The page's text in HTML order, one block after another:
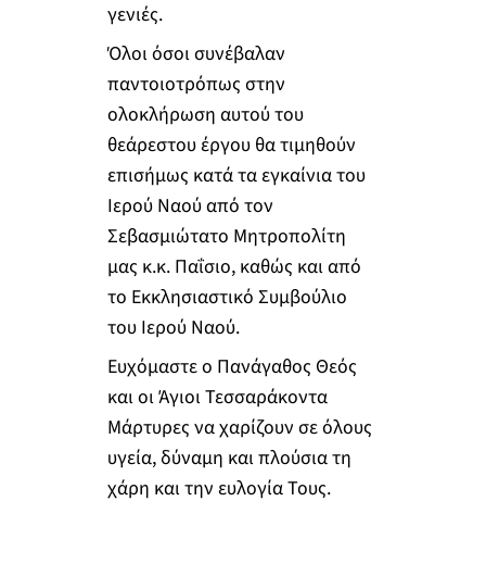
γενιές.
Όλοι όσοι συνέβαλαν
παντοιοτρόπως στην
ολοκλήρωση αυτού του
θεάρεστου έργου θα τιμηθούν
επισήμως κατά τα εγκαίνια του
Ιερού Ναού από τον
Σεβασμιώτατο Μητροπολίτη
μας κ.κ. Παΐσιο, καθώς και από
το Εκκλησιαστικό Συμβούλιο
του Ιερού Ναού.
Ευχόμαστε ο Πανάγαθος Θεός
και οι Άγιοι Τεσσαράκοντα
Μάρτυρες να χαρίζουν σε όλους
υγεία, δύναμη και πλούσια τη
χάρη και την ευλογία Τους.